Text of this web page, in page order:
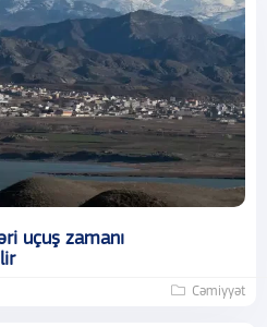
uçuş zamanı
Cəmiyyət